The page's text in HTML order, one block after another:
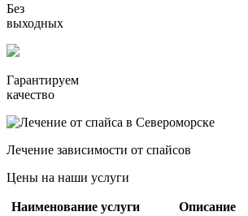
Без
выходных
Гарантируем
качество
Лечение зависимости от спайсов
Цены на наши услуги
Наименование услуги Описание